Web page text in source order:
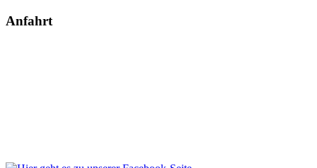
Anfahrt